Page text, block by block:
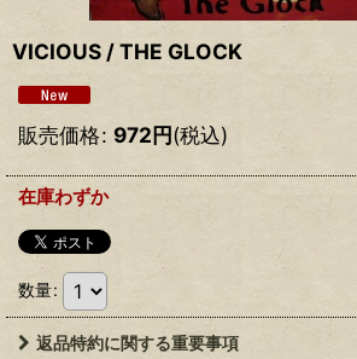
VICIOUS / THE GLOCK
販売価格: 972円(税込)
在庫わずか
数量:
返品特約に関する重要事項